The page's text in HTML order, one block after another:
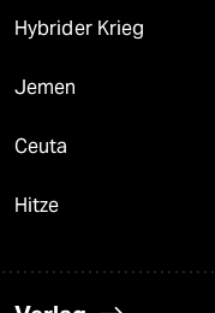
Hybrider Krieg
Jemen
Ceuta
Hitze